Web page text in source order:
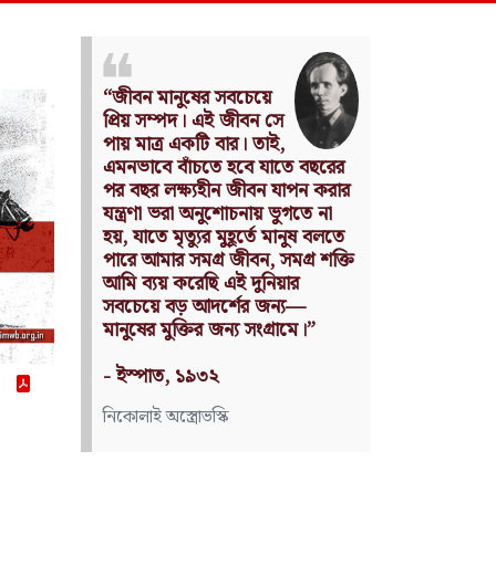
Nothing can have value
without being an object of
utility.
Source: Das Kapital
(Volume I, Chapter 1)
কার্ল মার্কস